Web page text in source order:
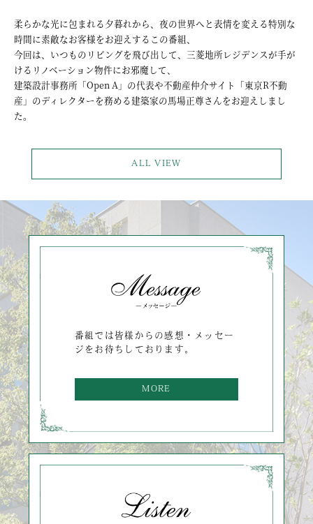
柔らかな光に包まれる夕暮れから、夜の世界へと表情を変える特別な
時間に素敵なお客様をお迎えするこの番組、
今回は、いつものリビングを飛び出して、三菱地所レジデンスが手が
けるリノベーション物件にお邪魔して、
建築設計事務所「Open A」の代表や不動産仲介サイト「東京R不動
産」のディレクターを務める建築家の馬場正尊さんをお迎えしまし
た。
ALL VIEW
番組では皆様からの感想・メッセー
ジをお待ちしております。
MORE